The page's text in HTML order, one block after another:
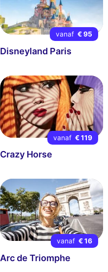
vanaf € 95
Disneyland Paris
vanaf € 119
Crazy Horse
vanaf € 16
Arc de Triomphe